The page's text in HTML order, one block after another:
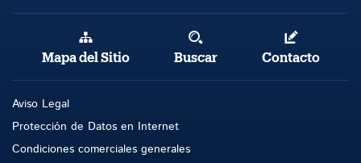
Aviso Legal
Protección de Datos en Internet
Condiciones comerciales generales
Mapa del Sitio Buscar Contacto